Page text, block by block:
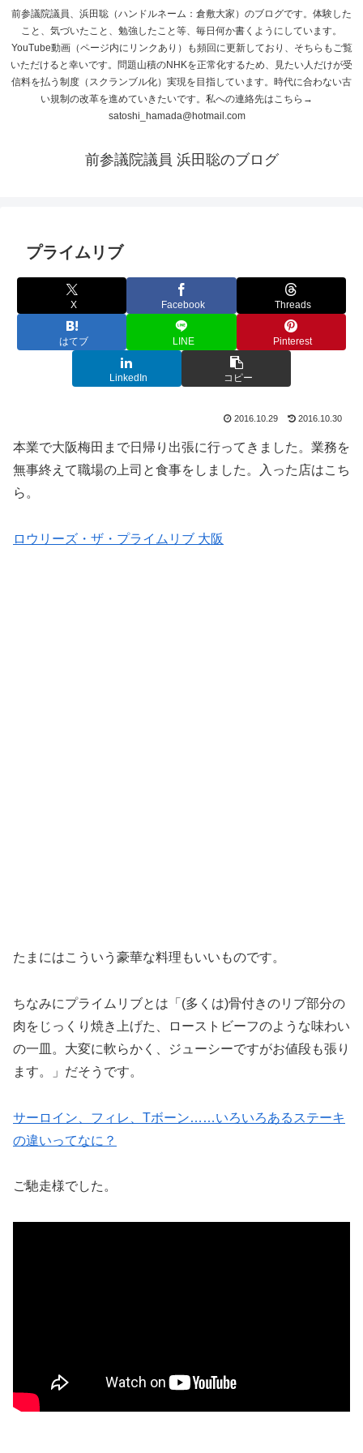
前参議院議員、浜田聡（ハンドルネーム：倉敷大家）のブログです。体験した
こと、気づいたこと、勉強したこと等、毎日何か書くようにしています。
YouTube動画（ページ内にリンクあり）も頻回に更新しており、そちらもご覧
いただけると幸いです。問題山積のNHKを正常化するため、見たい人だけが受
信料を払う制度（スクランブル化）実現を目指しています。時代に合わない古
い規制の改革を進めていきたいです。私への連絡先はこちら→
satoshi_hamada@hotmail.com
前参議院議員 浜田聡のブログ
プライムリブ
X Facebook Threads
はてブ LINE Pinterest
LinkedIn コピー
2016.10.29 2016.10.30
本業で大阪梅田まで日帰り出張に行ってきました。業務を
無事終えて職場の上司と食事をしました。入った店はこち
ら。
ロウリーズ・ザ・プライムリブ 大阪
たまにはこういう豪華な料理もいいものです。
ちなみにプライムリブとは「(多くは)骨付きのリブ部分の
肉をじっくり焼き上げた、ローストビーフのような味わい
の一皿。大変に軟らかく、ジューシーですがお値段も張り
ます。」だそうです。
サーロイン、フィレ、Tボーン……いろいろあるステーキ
の違いってなに？
ご馳走様でした。